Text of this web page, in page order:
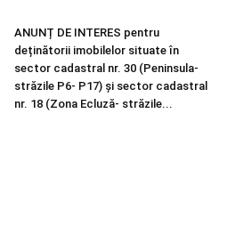
ANUNȚ DE INTERES pentru
deținătorii imobilelor situate în
sector cadastral nr. 30 (Peninsula-
străzile P6- P17) și sector cadastral
nr. 18 (Zona Ecluză- străzile...